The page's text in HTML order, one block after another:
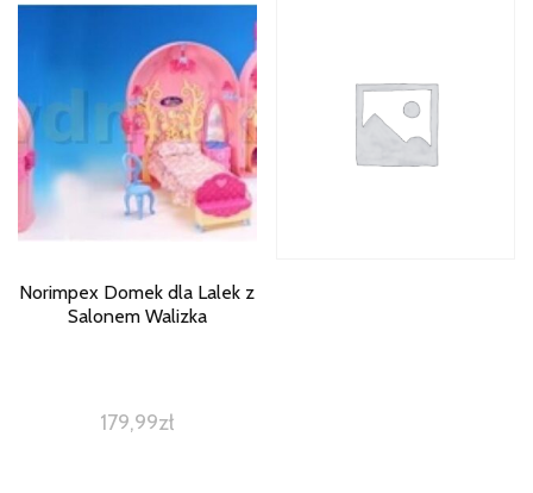
Norimpex Domek dla Lalek z
Salonem Walizka
179,99zł